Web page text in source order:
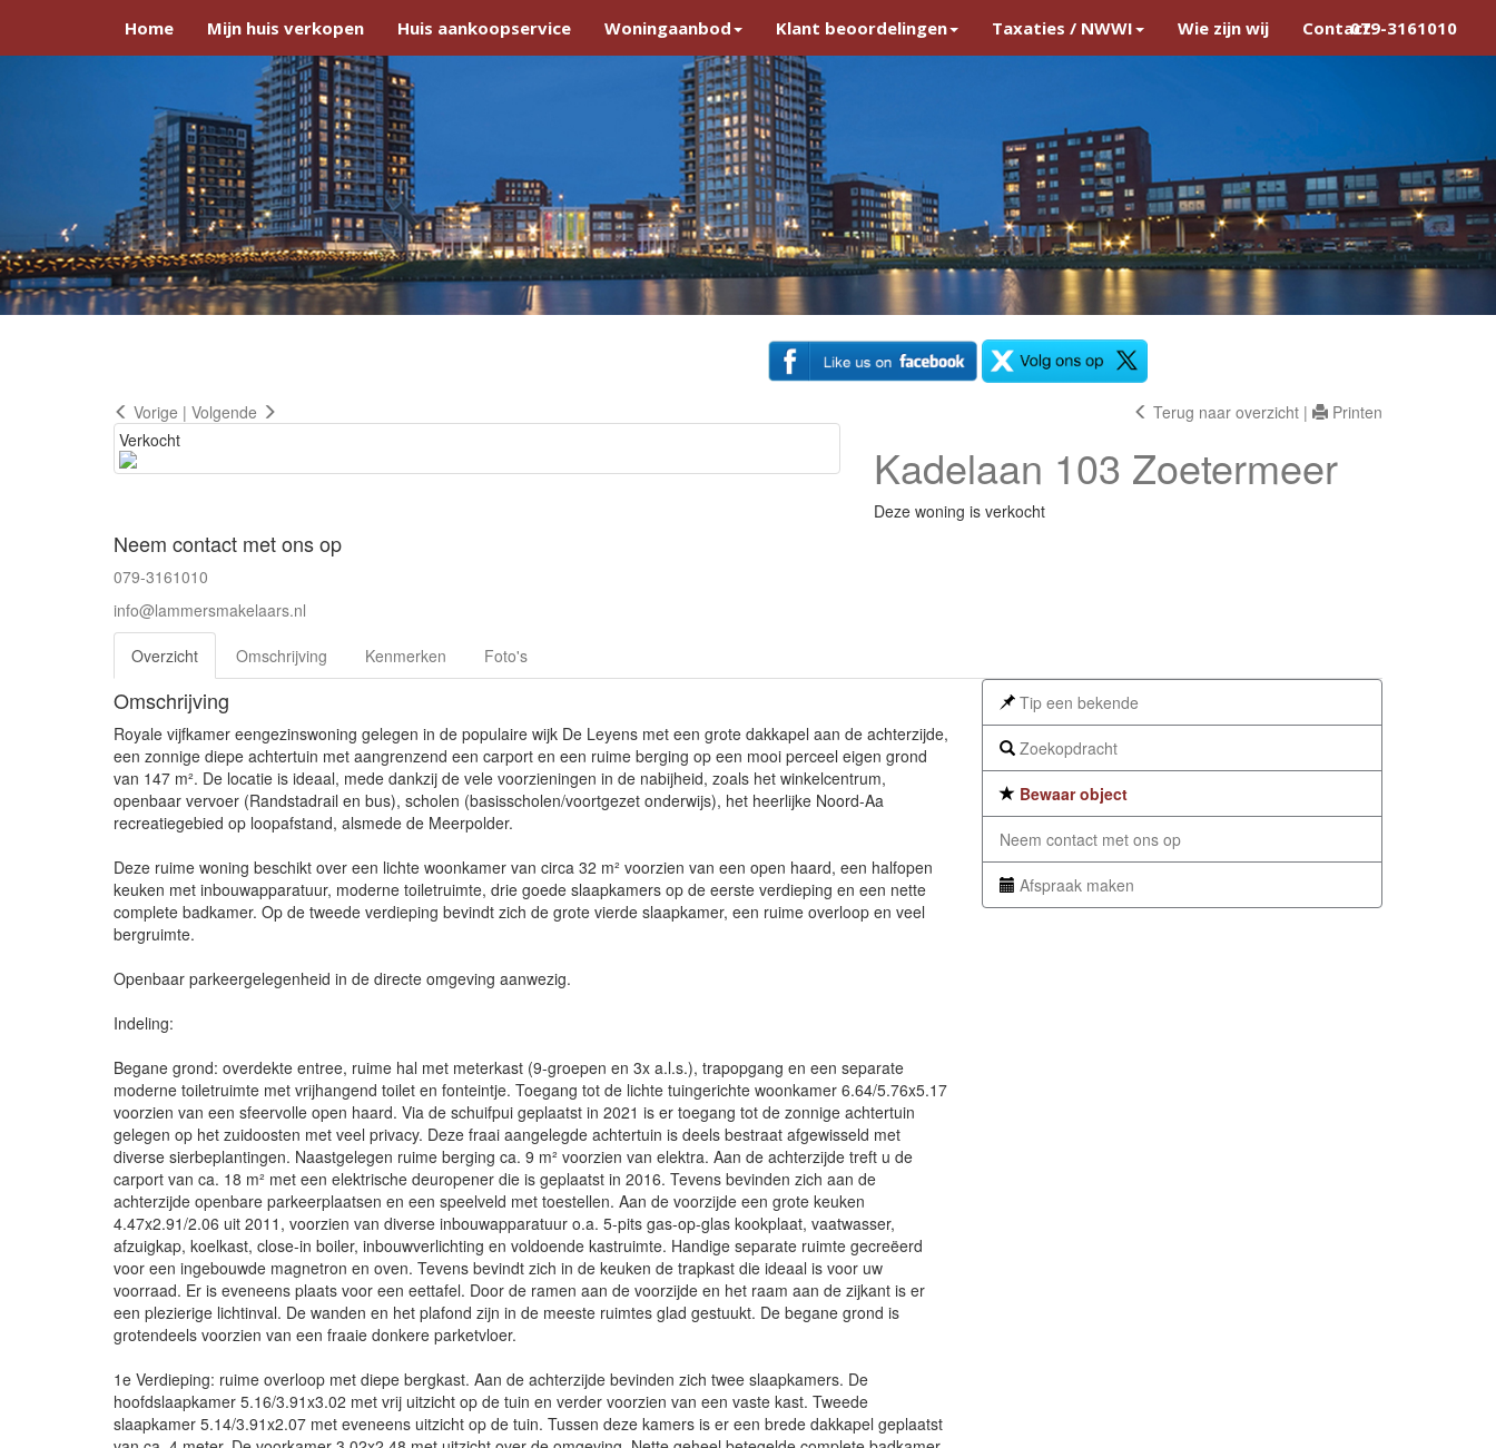
Home Mijn huis verkopen Huis aankoopservice Woningaanbod Klant beoordelingen Taxaties / NWWI Wie zijn wij Contact079-3161010
Vorige | Volgende Terug naar overzicht |
Printen
Verkocht
Kadelaan 103 Zoetermeer
Deze woning is verkocht
Neem contact met ons op
079-3161010
info@lammersmakelaars.nl
Overzicht Omschrijving Kenmerken Foto's
Omschrijving
Royale vijfkamer eengezinswoning gelegen in de populaire wijk De Leyens met een grote dakkapel aan de achterzijde,
een zonnige diepe achtertuin met aangrenzend een carport en een ruime berging op een mooi perceel eigen grond
van 147 m². De locatie is ideaal, mede dankzij de vele voorzieningen in de nabijheid, zoals het winkelcentrum,
openbaar vervoer (Randstadrail en bus), scholen (basisscholen/voortgezet onderwijs), het heerlijke Noord-Aa
recreatiegebied op loopafstand, alsmede de Meerpolder.
Deze ruime woning beschikt over een lichte woonkamer van circa 32 m² voorzien van een open haard, een halfopen
keuken met inbouwapparatuur, moderne toiletruimte, drie goede slaapkamers op de eerste verdieping en een nette
complete badkamer. Op de tweede verdieping bevindt zich de grote vierde slaapkamer, een ruime overloop en veel
bergruimte.
Openbaar parkeergelegenheid in de directe omgeving aanwezig.
Indeling:
Begane grond: overdekte entree, ruime hal met meterkast (9-groepen en 3x a.l.s.), trapopgang en een separate
moderne toiletruimte met vrijhangend toilet en fonteintje. Toegang tot de lichte tuingerichte woonkamer 6.64/5.76x5.17
voorzien van een sfeervolle open haard. Via de schuifpui geplaatst in 2021 is er toegang tot de zonnige achtertuin
gelegen op het zuidoosten met veel privacy. Deze fraai aangelegde achtertuin is deels bestraat afgewisseld met
diverse sierbeplantingen. Naastgelegen ruime berging ca. 9 m² voorzien van elektra. Aan de achterzijde treft u de
carport van ca. 18 m² met een elektrische deuropener die is geplaatst in 2016. Tevens bevinden zich aan de
achterzijde openbare parkeerplaatsen en een speelveld met toestellen. Aan de voorzijde een grote keuken
4.47x2.91/2.06 uit 2011, voorzien van diverse inbouwapparatuur o.a. 5-pits gas-op-glas kookplaat, vaatwasser,
afzuigkap, koelkast, close-in boiler, inbouwverlichting en voldoende kastruimte. Handige separate ruimte gecreëerd
voor een ingebouwde magnetron en oven. Tevens bevindt zich in de keuken de trapkast die ideaal is voor uw
voorraad. Er is eveneens plaats voor een eettafel. Door de ramen aan de voorzijde en het raam aan de zijkant is er
een plezierige lichtinval. De wanden en het plafond zijn in de meeste ruimtes glad gestuukt. De begane grond is
grotendeels voorzien van een fraaie donkere parketvloer.
1e Verdieping: ruime overloop met diepe bergkast. Aan de achterzijde bevinden zich twee slaapkamers. De
hoofdslaapkamer 5.16/3.91x3.02 met vrij uitzicht op de tuin en verder voorzien van een vaste kast. Tweede
slaapkamer 5.14/3.91x2.07 met eveneens uitzicht op de tuin. Tussen deze kamers is er een brede dakkapel geplaatst
Tip een bekende
Zoekopdracht
Bewaar object
Neem contact met ons op
Afspraak maken